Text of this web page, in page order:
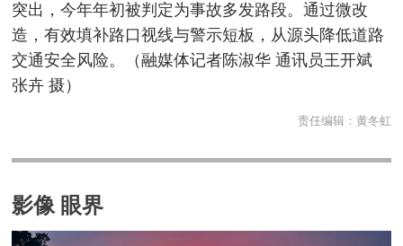
突出，今年年初被判定为事故多发路段。通过微改
造，有效填补路口视线与警示短板，从源头降低道路
交通安全风险。（融媒体记者陈淑华 通讯员王开斌
张卉 摄）
责任编辑： 黄冬虹
影像 眼界